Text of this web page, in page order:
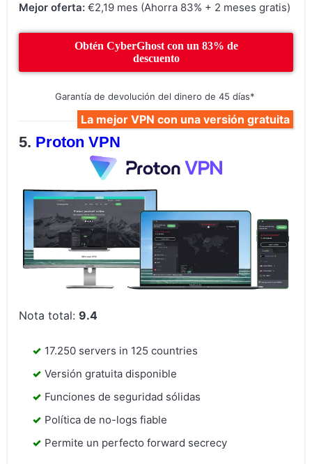
Mejor oferta: €2,19 mes (Ahorra 83% + 2 meses gratis)
Obtén CyberGhost con un 83% de
descuento
Garantía de devolución del dinero de 45 días*
La mejor VPN con una versión gratuita
Proton VPN
Nota total:9.4
17.250 servers in 125 countries
Versión gratuita disponible
Funciones de seguridad sólidas
Política de no-logs fiable
Permite un perfecto forward secrecy